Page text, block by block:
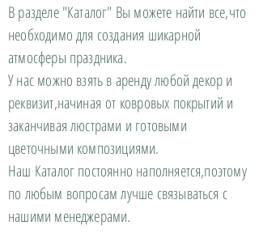
В разделе "Каталог" Вы можете найти все,что
необходимо для создания шикарной
атмосферы праздника.
У нас можно взять в аренду любой декор и
реквизит,начиная от ковровых покрытий и
заканчивая люстрами и готовыми
цветочными композициями.
Наш Каталог постоянно наполняется,поэтому
по любым вопросам лучше связываться с
нашими менеджерами.